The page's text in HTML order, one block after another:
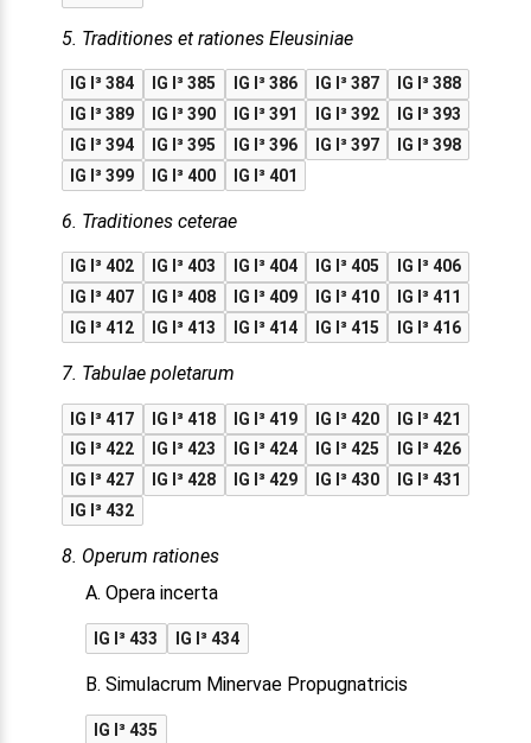
5. Traditiones et rationes Eleusiniae
IG I³ 384 IG I³ 385 IG I³ 386 IG I³ 387
IG I³ 388
IG I³ 389
IG I³ 390 IG I³ 391 IG I³ 392
IG I³ 393
IG I³ 394
IG I³ 395 IG I³ 396 IG I³ 397
IG I³ 398
IG I³ 399
IG I³ 400 IG I³ 401
6. Traditiones ceterae
IG I³ 402 IG I³ 403 IG I³ 404 IG I³ 405
IG I³ 406
IG I³ 407
IG I³ 408 IG I³ 409 IG I³ 410
IG I³ 411
IG I³ 412
IG I³ 413 IG I³ 414 IG I³ 415 IG I³ 416
7. Tabulae poletarum
IG I³ 417 IG I³ 418 IG I³ 419 IG I³ 420
IG I³ 421
IG I³ 422
IG I³ 423 IG I³ 424 IG I³ 425
IG I³ 426
IG I³ 427
IG I³ 428 IG I³ 429 IG I³ 430
IG I³ 431
IG I³ 432
8. Operum rationes
A. Opera incerta
IG I³ 433 IG I³ 434
B. Simulacrum Minervae Propugnatricis
IG I³ 435